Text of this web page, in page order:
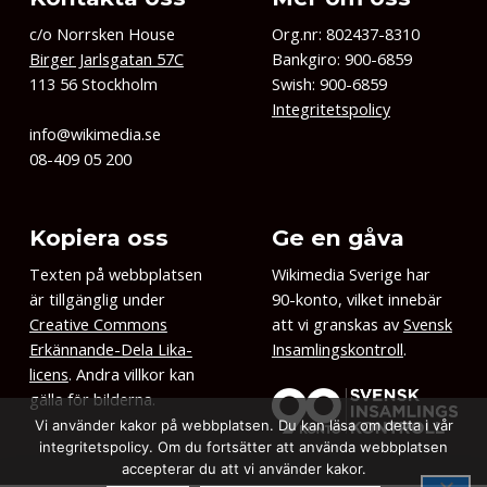
c/o Norrsken House
Birger Jarlsgatan 57C
113 56 Stockholm
info@wikimedia.se
08-409 05 200
Org.nr: 802437-8310
Bankgiro: 900-6859
Swish: 900-6859
Integritetspolicy
Kopiera oss
Texten på webbplatsen
är tillgänglig under
Creative Commons
Erkännande-Dela Lika-
licens. Andra villkor kan
gälla för bilderna.
Ge en gåva
Wikimedia Sverige har
90-konto, vilket innebär
att vi granskas av Svensk
Insamlingskontroll.
Vi använder kakor på webbplatsen. Du kan läsa om detta i vår
integritetspolicy. Om du fortsätter att använda webbplatsen
accepterar du att vi använder kakor.